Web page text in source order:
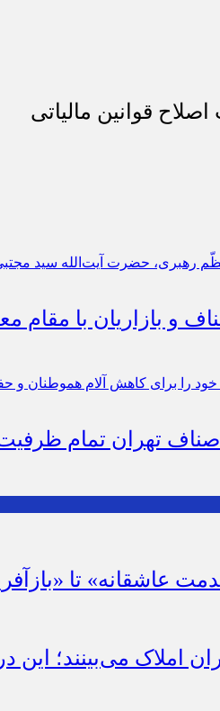
قوانین مالیاتی
و بازاریان با
تهران تمام
عاشقانه» تا
املاک می‌بینند؛